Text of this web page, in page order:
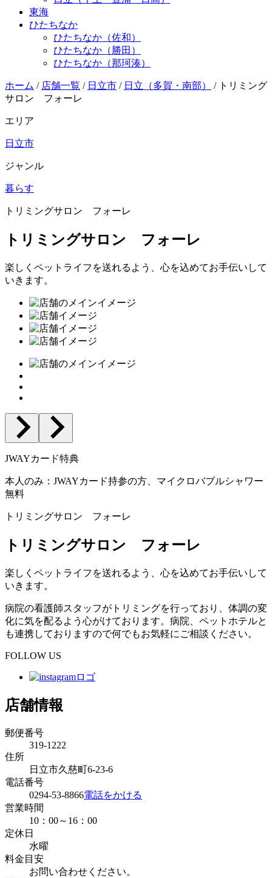
東海
ひたちなか
ひたちなか（佐和）
ひたちなか（勝田）
ひたちなか（那珂湊）
ホーム / 店舗一覧 / 日立市 / 日立（多賀・南部） / トリミング
サロン フォーレ
エリア
日立市
ジャンル
暮らす
トリミングサロン フォーレ
トリミングサロン フォーレ
楽しくペットライフを送れるよう、心を込めてお手伝いして
いきます。
JWAYカード特典
本人のみ：JWAYカード持参の方、マイクロバブルシャワー
無料
トリミングサロン フォーレ
トリミングサロン フォーレ
楽しくペットライフを送れるよう、心を込めてお手伝いして
いきます。
病院の看護師スタッフがトリミングを行っており、体調の変
化に気を配るよう心がけております。病院、ペットホテルと
も連携しておりますので何でもお気軽にご相談ください。
FOLLOW US
店舗情報
郵便番号
319-1222
住所
日立市久慈町6-23-6
電話番号
0294-53-8866電話をかける
営業時間
10：00～16：00
定休日
水曜
料金目安
お問い合わせください。